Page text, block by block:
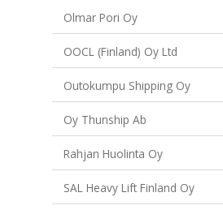
Olmar Pori Oy
OOCL (Finland) Oy Ltd
Outokumpu Shipping Oy
Oy Thunship Ab
Rahjan Huolinta Oy
SAL Heavy Lift Finland Oy